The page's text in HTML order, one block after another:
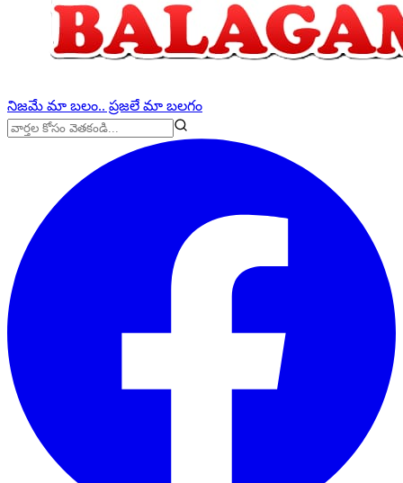
నిజమే మా బలం.. ప్రజలే మా బలగం